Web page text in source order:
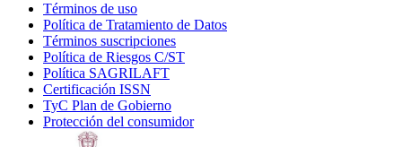
Términos de uso
in
new
window
Política de Tratamiento de Datos
Términos suscripciones
in
Política de Riesgos C/ST
Política SAGRILAFT
new
window
Certificación ISSN
in
new
TyC Plan de Gobierno
in
Protección del consumidorOpens